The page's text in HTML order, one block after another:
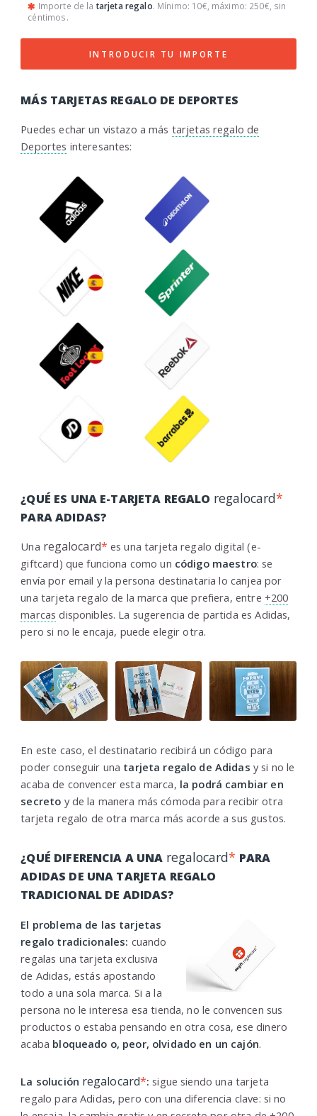
Importe de la tarjeta regalo. Mínimo: 10€, máximo: 250€, sin
céntimos.
INTRODUCIR TU IMPORTE
MÁS TARJETAS REGALO DE DEPORTES
Puedes echar un vistazo a más tarjetas regalo de
Deportes interesantes:
¿QUÉ ES UNA E-TARJETA REGALO regalocard*
PARA ADIDAS?
Una regalocard* es una tarjeta regalo digital (e-
giftcard) que funciona como un código maestro: se
envía por email y la persona destinataria lo canjea por
una tarjeta regalo de la marca que prefiera, entre +200
marcas disponibles. La sugerencia de partida es Adidas,
pero si no le encaja, puede elegir otra.
En este caso, el destinatario recibirá un código para
poder conseguir una tarjeta regalo de Adidas y si no le
acaba de convencer esta marca, la podrá cambiar en
secreto y de la manera más cómoda para recibir otra
tarjeta regalo de otra marca más acorde a sus gustos.
¿QUÉ DIFERENCIA A UNA regalocard* PARA
ADIDAS DE UNA TARJETA REGALO
TRADICIONAL DE ADIDAS?
El problema de las tarjetas
regalo tradicionales: cuando
regalas una tarjeta exclusiva
de Adidas, estás apostando
todo a una sola marca. Si a la
persona no le interesa esa tienda, no le convencen sus
productos o estaba pensando en otra cosa, ese dinero
acaba bloqueado o, peor, olvidado en un cajón.
La solución regalocard*: sigue siendo una tarjeta
regalo para Adidas, pero con una diferencia clave: si no